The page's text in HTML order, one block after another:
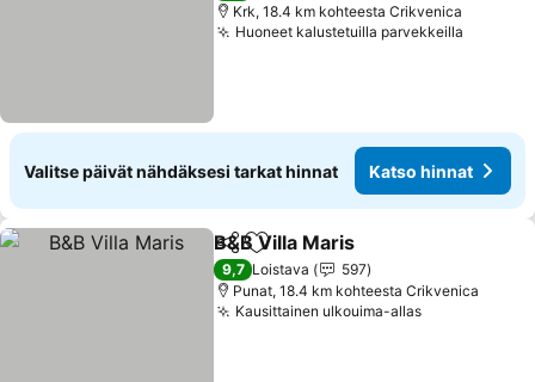
Krk, 18.4 km kohteesta Crikvenica
Huoneet kalustetuilla parvekkeilla
Valitse päivät nähdäksesi tarkat hinnat Katso hinnat
Jaa Lisää suosikkeihin
B&B Villa Maris
9,7 Loistava
597
Punat, 18.4 km kohteesta Crikvenica
Kausittainen ulkouima-allasKatso hinnat